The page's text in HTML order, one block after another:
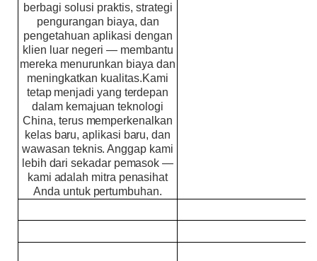
berbagi solusi praktis, strategi
pengurangan biaya, dan
pengetahuan aplikasi dengan
klien luar negeri — membantu
mereka menurunkan biaya dan
meningkatkan kualitas.Kami
tetap menjadi yang terdepan
dalam kemajuan teknologi
China, terus memperkenalkan
kelas baru, aplikasi baru, dan
wawasan teknis. Anggap kami
lebih dari sekadar pemasok —
kami adalah mitra penasihat
Anda untuk pertumbuhan.